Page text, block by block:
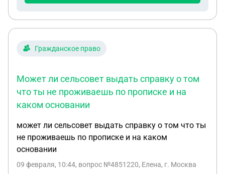
Гражданское право
Может ли сельсовет выдать справку о том
что ты не проживаешь по прописке и на
каком основании
может ли сельсовет выдать справку о том что ты
не проживаешь по прописке и на каком
основании
09 февраля, 10:44, вопрос №4851220, Елена, г. Москва